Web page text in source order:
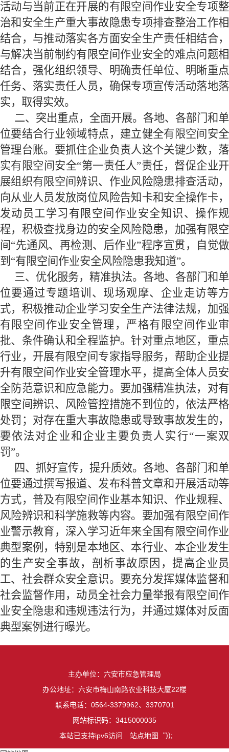
活动与当前正在开展的有限空间作业安全专项整
治和 安全生产重大事故隐患专项排查整治工作相
结合，与推动落实各方面安全生产责任相结合，
与解决当前制约有限空间作业安全的难点问题相
结合，强化组织领导、明确责任单位、明晰重点
任务、落实责任人 员， 确保专项宣传活动落地落
实， 取得实效。
二、突出重点，全面开展。 各地、各部门和单
位要结合行业领域特点， 建立健全有限空间 安全
管理台账。 要抓住企业负责人这个关键少数，落
实有限空间安全“第一责任人”责任， 督促企业开
展组织有限空间辨识、作业风险隐患排查活动，
向从业人员发放岗位风险告知卡和安全操作卡，
发动员工学习有限空间作业安全知识、操作规
程，积极查找身边的安全风险隐患， 加强有限空
间“先通风、再检测、后作业”程序宣贯，
自觉做
到 “有限空间作业安全风险隐患我知道”。
三、 优化服务， 精准执法。 各地、各部门和单
位要通过专题培训、现场观摩、企业走访等方
式， 积极推动企业学习安全生产法律法规，加强
有限空间作业安全管理，严格有限空间作业审
批、条件确认和全程监护。针对重点地区，重点
行业，开展有限空间专家指导服务，帮助企业提
升有限空间作业安全管理水平， 提高全体人员安
全防范意识和应急能力。要加强精准执法，对有
限空间辨识、风险管控措施不到位的，依法严格
处罚；对存在重大事故隐患或导致事故发生的，
要依法对企业和企业主要负责人实行“一案双
罚”。
四、 抓好宣传， 提升质效。 各地、各部门和单
位要通过撰写报道、发布科普文章和开展活动等
方式，普及有限空间作业基本知识、作业规程、
风险辨识和科学施救等内容。要加强有限空间作
业警示教育，深入学习近年来全国有限空间作业
典型案例，特别是本地区、本行业、本企业发生
的生产安全事故，剖析事故原因，提高企业员
工、社会群众安全意识。要充分发挥媒体监督和
社会监督作用，动员全社会力量举报有限空间作
业安全隐患和违规违法行为， 并通过媒体对反面
典型案例进行曝光。
主办单位：六安市应急管理局
办公地址：六安市梅山南路农业科技大厦22楼
联系电话：0564-3379962、3370701
网站标识码：3415000035
本站已支持ipv6访问
站点地图 "));